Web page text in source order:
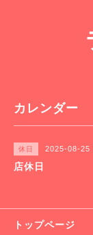
カレンダー
休日 2025-08-25
店休日
トップページ